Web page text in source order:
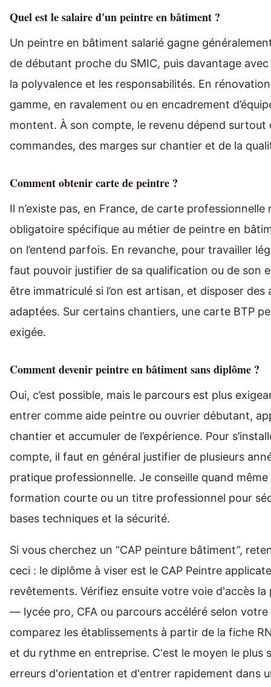
Quel est le salaire d'un peintre en bâtiment ?
Un peintre en bâtiment salarié gagne
de débutant proche du SMIC, puis davantage avec
la polyvalence et les responsabilités. En
gamme, en ravalement ou en encadrement
montent. À son compte, le revenu dépend surtout
commandes, des marges sur chantier et de la
Comment obtenir carte de peintre ?
Il n’existe pas, en France, de carte professionnelle
obligatoire spécifique au métier de peintre en
on l’entend parfois. En revanche, pour travailler
faut pouvoir justifier de sa qualification ou de son
être immatriculé si l’on est artisan, et disposer des
adaptées. Sur certains chantiers, une carte BTP
exigée.
Comment devenir peintre en bâtiment sans diplôme ?
Oui, c’est possible, mais le parcours est plus
entrer comme aide peintre ou ouvrier débutant,
chantier et accumuler de l’expérience. Pour
compte, il faut en général justifier de plusieurs
pratique professionnelle. Je conseille quand même
formation courte ou un titre professionnel pour
bases techniques et la sécurité.
Si vous cherchez un “CAP peinture bâtiment”,
ceci : le diplôme à viser est le CAP Peintre
revêtements. Vérifiez ensuite votre voie d'accès la
— lycée pro, CFA ou parcours accéléré selon
comparez les établissements à partir de la fiche
et du rythme en entreprise. C'est le moyen le plus
erreurs d'orientation et d'entrer rapidement dans